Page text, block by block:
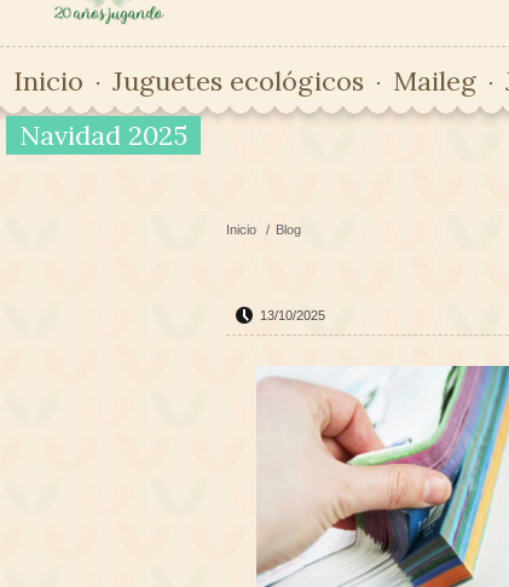
Inicio Juguetes ecológicos Maileg
Navidad 2025
Inicio / Blog
13/10/2025